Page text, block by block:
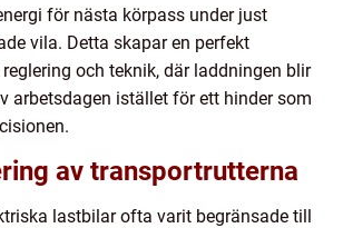
för nästa körpass under just
vila. Detta skapar en perfekt
och teknik, där laddningen blir
arbetsdagen istället för ett hinder som
av transportrutterna
lastbilar ofta varit begränsade till